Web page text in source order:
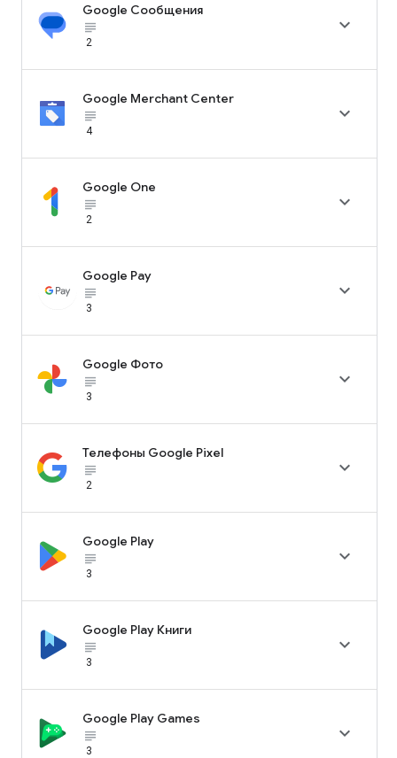
Google Сообщения
subject_black
2

Google Merchant Center
subject_black
4

Google One
subject_black
2

Google Pay
subject_black
3

Google Фото
subject_black
3

Телефоны Google Pixel
subject_black
2

Google Play
subject_black
3

Google Play Книги
subject_black
3

Google Play Games
subject_black
3
